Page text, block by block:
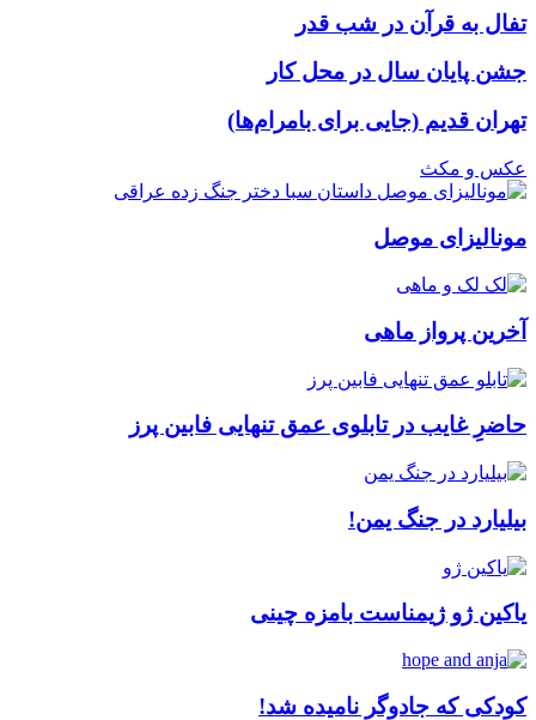
تفال به قرآن در شب قدر
جشن پایان سال در محل کار
تهران قدیم (جایی برای بامرام‌ها)
عکس و مکث
مونالیزای موصل
آخرین پرواز ماهی
حاضرِ غایب در تابلوی عمق تنهایی فابین پرز
بیلیارد در جنگ یمن!
یاکین ژو ژیمناست بامزه چینی
کودکی که جادوگر نامیده شد!